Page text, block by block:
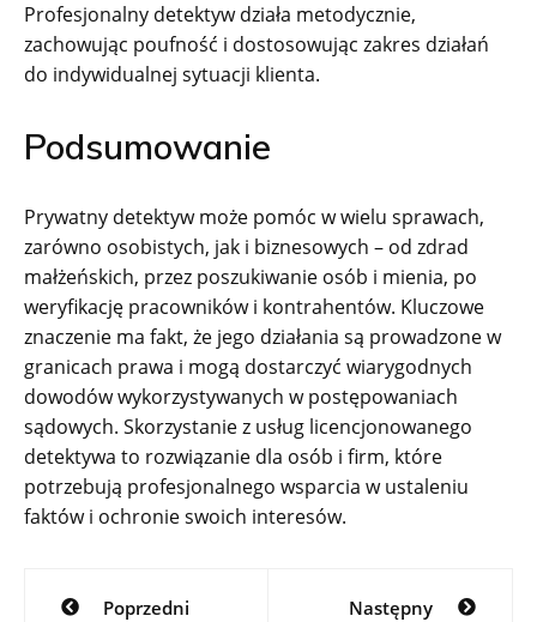
Profesjonalny detektyw działa metodycznie,
zachowując poufność i dostosowując zakres działań
do indywidualnej sytuacji klienta.
Podsumowanie
Prywatny detektyw może pomóc w wielu sprawach,
zarówno osobistych, jak i biznesowych – od zdrad
małżeńskich, przez poszukiwanie osób i mienia, po
weryfikację pracowników i kontrahentów. Kluczowe
znaczenie ma fakt, że jego działania są prowadzone w
granicach prawa i mogą dostarczyć wiarygodnych
dowodów wykorzystywanych w postępowaniach
sądowych. Skorzystanie z usług licencjonowanego
detektywa to rozwiązanie dla osób i firm, które
potrzebują profesjonalnego wsparcia w ustaleniu
faktów i ochronie swoich interesów.
Nawigacja
Poprzedni Następny